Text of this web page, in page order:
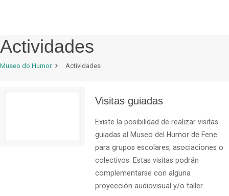
Actividades
Museo do Humor Actividades
Visitas guiadas
Existe la posibilidad de realizar visitas
guiadas al Museo del Humor de Fene
para grupos escolares, asociaciones o
colectivos. Estas visitas podrán
complementarse con alguna
proyección audiovisual y/o taller.